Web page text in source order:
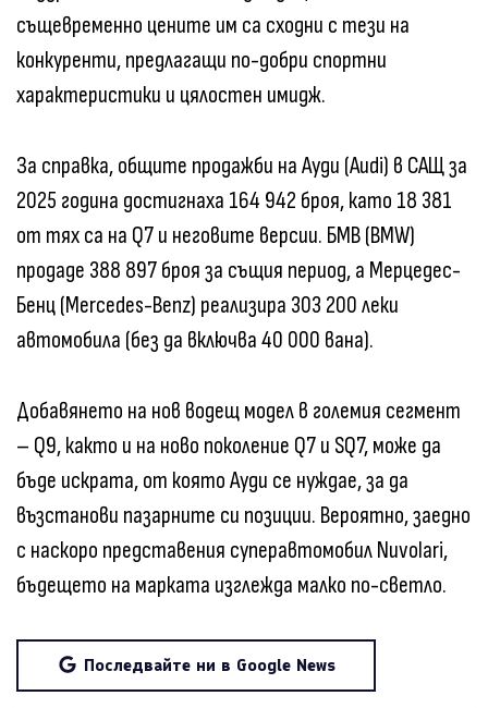
същевременно цените им са сходни с тези на
конкуренти, предлагащи по-добри спортни
характеристики и цялостен имидж.
За справка, общите продажби на Ауди (Audi) в САЩ за
2025 година достигнаха 164 942 броя, като 18 381
от тях са на Q7 и неговите версии. БМВ (BMW)
продаде 388 897 броя за същия период, а Мерцедес-
Бенц (Mercedes-Benz) реализира 303 200 леки
автомобила (без да включва 40 000 вана).
Добавянето на нов водещ модел в големия сегмент
– Q9, както и на ново поколение Q7 и SQ7, може да
бъде искрата, от която Ауди се нуждае, за да
възстанови пазарните си позиции. Вероятно, заедно
с наскоро представения суперавтомобил Nuvolari,
бъдещето на марката изглежда малко по-светло.
Последвайте ни в Google News